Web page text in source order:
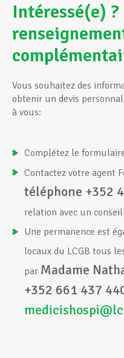
Intéressé(e) ?
Vous souhaitez des
obtenir un devis
à vous:
Complétez le
Contactez votre agent
téléphone +352
relation avec un
Une permanence est
locaux du LCGB tous
par Madame
+352 661 437